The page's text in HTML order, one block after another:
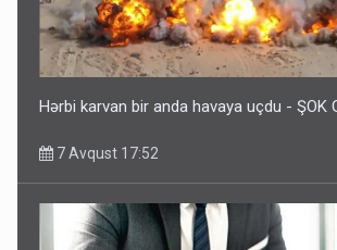
Hərbi karvan bir anda havaya uçdu - ŞOK
7 Avqust 17:52